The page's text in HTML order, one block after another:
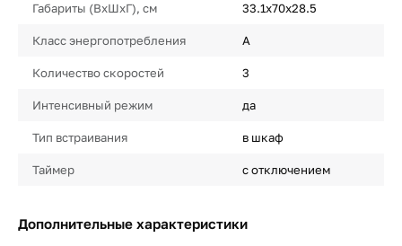
Габариты (ВхШхГ), см 33.1x70x28.5
Класс энергопотребления A
Количество скоростей 3
Интенсивный режим да
Тип встраивания в шкаф
Таймер с отключением
Дополнительные характеристики